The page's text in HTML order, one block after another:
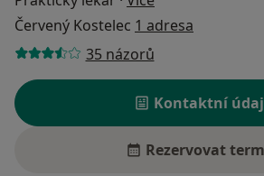
Červený Kostelec 1 adresa
35 názorů
Kontaktní
Rezervovat